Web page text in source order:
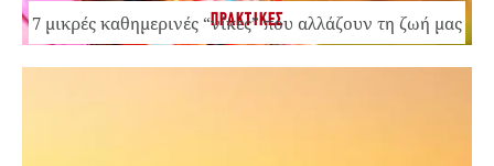
ΠΡΑΚΤΙΚΕΣ
7 μικρές καθημερινές “νίκες” που αλλάζουν τη ζωή μας